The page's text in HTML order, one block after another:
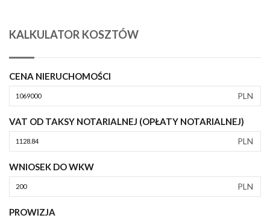
KALKULATOR KOSZTÓW
CENA NIERUCHOMOŚCI
PLN
VAT OD TAKSY NOTARIALNEJ (OPŁATY NOTARIALNEJ)
PLN
WNIOSEK DO WKW
PLN
PROWIZJA